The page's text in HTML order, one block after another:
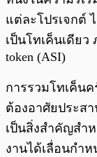
แต่ละโปรเจกต์
เป็นโทเค็นเดียว
token (ASI)
การรวมโทเค็น
ต้องอาศัยประส
เป็นสิ่งสำคัญสำ
งานได้เลื่อนกำ